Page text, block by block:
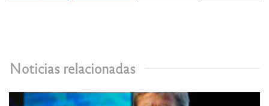
Noticias relacionadas